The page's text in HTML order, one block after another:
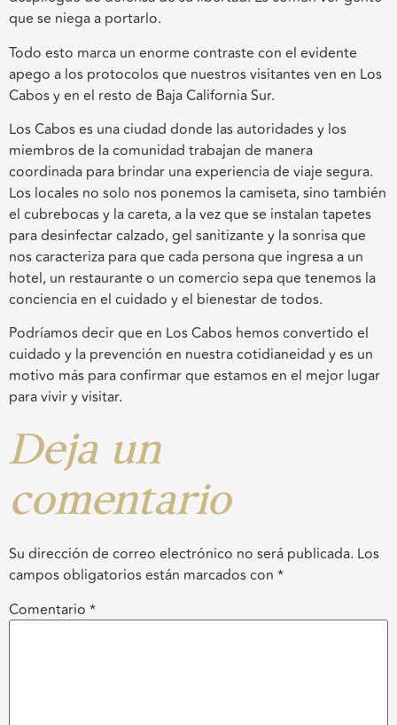
que se niega a portarlo.
Todo esto marca un enorme contraste con el evidente
apego a los protocolos que nuestros visitantes ven en Los
Cabos y en el resto de Baja California Sur.
Los Cabos es una ciudad donde las autoridades y los
miembros de la comunidad trabajan de manera
coordinada para brindar una experiencia de viaje segura.
Los locales no solo nos ponemos la camiseta, sino también
el cubrebocas y la careta, a la vez que se instalan tapetes
para desinfectar calzado, gel sanitizante y la sonrisa que
nos caracteriza para que cada persona que ingresa a un
hotel, un restaurante o un comercio sepa que tenemos la
conciencia en el cuidado y el bienestar de todos.
Podríamos decir que en Los Cabos hemos convertido el
cuidado y la prevención en nuestra cotidianeidad y es un
motivo más para confirmar que estamos en el mejor lugar
para vivir y visitar.
Deja un
comentario
Su dirección de correo electrónico no será publicada. Los
campos obligatorios están marcados con *
Comentario *